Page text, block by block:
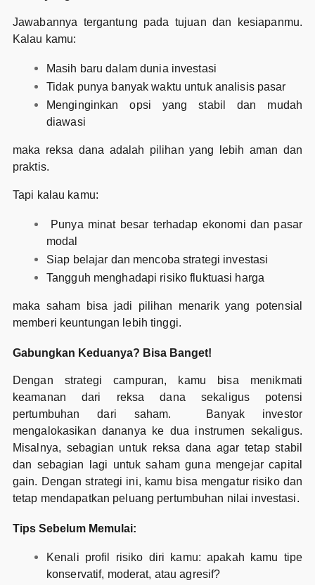
Jawabannya tergantung pada tujuan dan kesiapanmu.
Kalau kamu:
Masih baru dalam dunia investasi
Tidak punya banyak waktu untuk analisis pasar
Menginginkan opsi yang stabil dan mudah
diawasi
maka reksa dana adalah pilihan yang lebih aman dan
praktis.
Tapi kalau kamu:
Punya minat besar terhadap ekonomi dan pasar
modal
Siap belajar dan mencoba strategi investasi
Tangguh menghadapi risiko fluktuasi harga
maka saham bisa jadi pilihan menarik yang potensial
memberi keuntungan lebih tinggi.
Gabungkan Keduanya? Bisa Banget!
Dengan strategi campuran, kamu bisa menikmati
keamanan dari reksa dana sekaligus potensi
pertumbuhan dari saham. Banyak investor
mengalokasikan dananya ke dua instrumen sekaligus.
Misalnya, sebagian untuk reksa dana agar tetap stabil
dan sebagian lagi untuk saham guna mengejar capital
gain. Dengan strategi ini, kamu bisa mengatur risiko dan
tetap mendapatkan peluang pertumbuhan nilai investasi.
Tips Sebelum Memulai:
Kenali profil risiko diri kamu: apakah kamu tipe
konservatif, moderat, atau agresif?